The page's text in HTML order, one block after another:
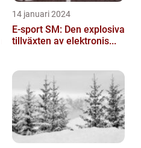
14 januari 2024
E-sport SM: Den explosiva
tillväxten av elektronis...